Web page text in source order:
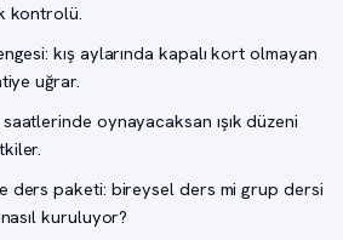
kontrolü.
kış aylarında kapalı kort olmayan
uğrar.
oynayacaksan ışık düzeni
ders paketi: bireysel ders mi grup dersi
kuruluyor?